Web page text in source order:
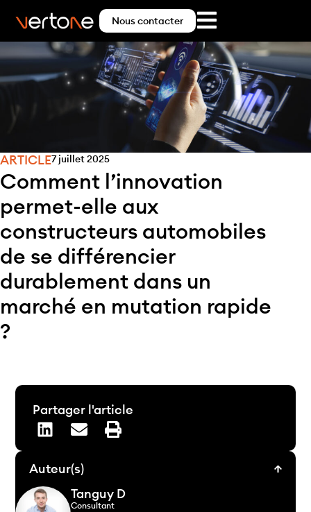
Nous contacter
ARTICLE7 juillet 2025
Comment l’innovation
permet-elle aux
constructeurs automobiles
de se différencier
durablement dans un
marché en mutation rapide
?
Partager l'article
Auteur(s)
Tanguy D
Consultant